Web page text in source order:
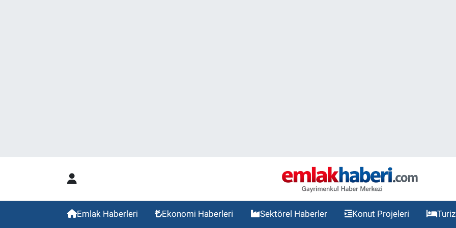
Emlak Haberleri Ekonomi Haberleri Sektörel Haberler Konut Projeleri